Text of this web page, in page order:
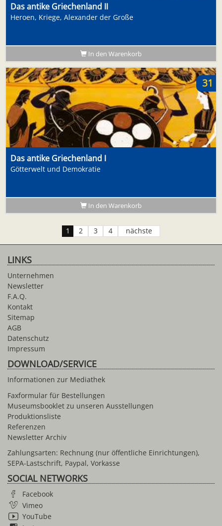
Das antike Griechenland II
Heroen, Kriege, Alexander der Große
In den Warenkorb
31
Das antike Griechenland I
Götterwelt und Demokratie
In den Warenkorb
1 2 3 4 nächste
LINKS
Unternehmen
Newsletter
F.A.Q.
Kontakt
Sitemap
AGB
Datenschutz
Impressum
DOWNLOAD/SERVICE
Informationen zur Mediathek
Faxformular für Bestellungen
Museumsbooklet zu unseren Ausstellungen
Produktionsliste
Referenzen
Newsletter Archiv
Zahlungsarten: Rechnung (nur öffentliche Einrichtungen),
SEPA-Lastschrift, Paypal, Vorkasse
SOCIAL NETWORKS
Facebook
Vimeo
YouTube